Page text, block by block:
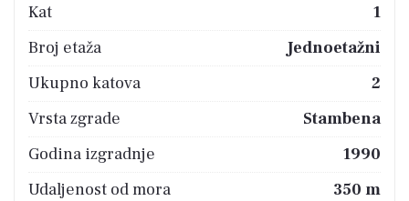
Kat
1
Broj etaža
Jednoetažni
Ukupno katova
2
Vrsta zgrade
Stambena
Godina izgradnje
1990
Udaljenost od mora
350 m